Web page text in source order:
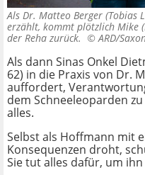
Als Dr. Matteo Berger (Tobias
erzählt, kommt plötzlich Mike
der Reha zurück. © ARD/
Als dann Sinas Onkel
62) in die Praxis von Dr.
auffordert,
dem Schneeleoparden
alles.
Selbst als Hoffmann mit
Konsequenzen droht,
Sie tut alles dafür, um